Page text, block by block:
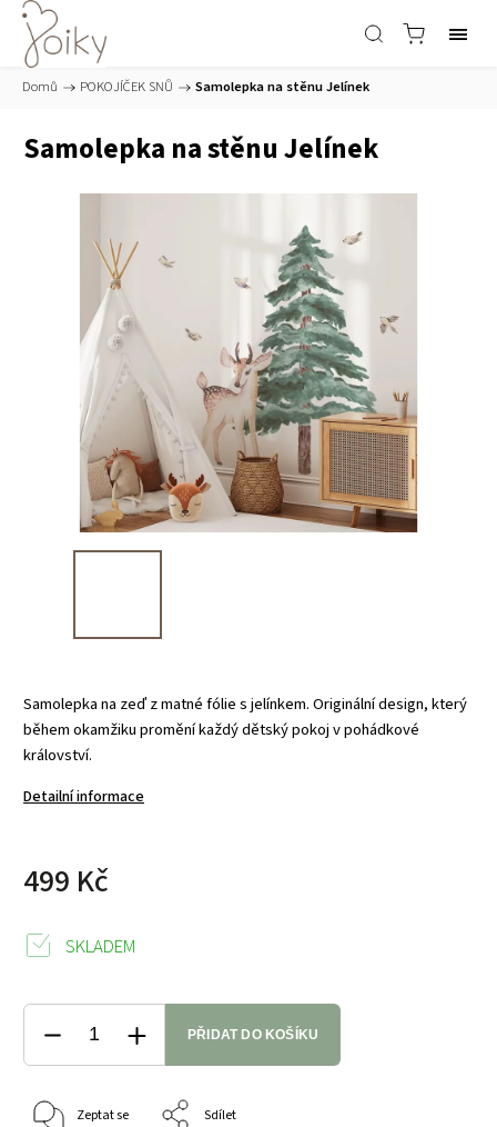
Domů / POKOJÍČEK SNŮ / Samolepka na stěnu Jelínek
Samolepka na stěnu Jelínek
Samolepka na zeď z matné fólie s jelínkem. Originální design, který
během okamžiku promění každý dětský pokoj v pohádkové
království.
Detailní informace
499 Kč
SKLADEM
PŘIDAT DO KOŠÍKU
Zeptat se Sdílet